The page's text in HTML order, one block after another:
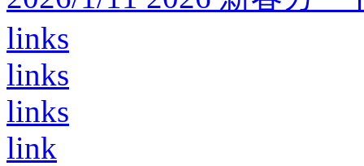
links
links
links
link